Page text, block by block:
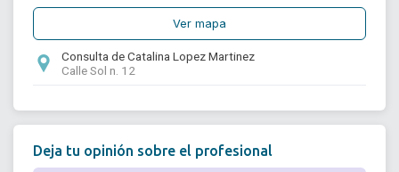
Ver mapa
Consulta de Catalina Lopez Martinez
Calle Sol n. 12
Deja tu opinión sobre el profesional